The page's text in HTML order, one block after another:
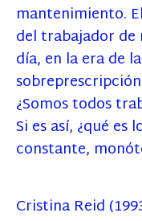
mantenimiento.
del trabajador
día, en la era de
¿Somos todos
Si es así, ¿qué
constante,
Cristina Reid